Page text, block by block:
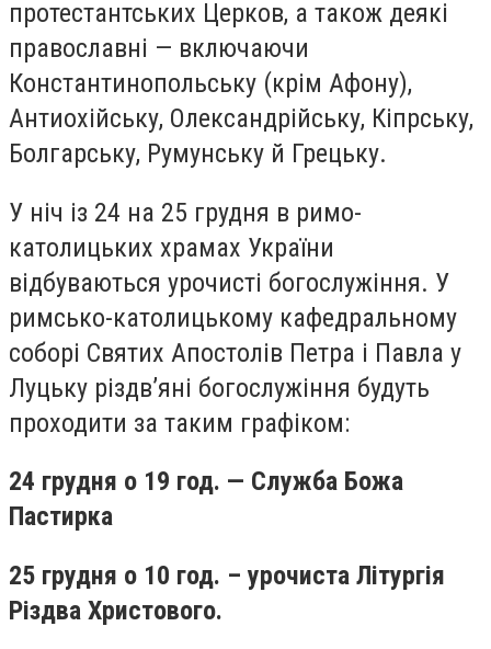
протестантських Церков, а також деякі
православні — включаючи
Константинопольську (крім Афону),
Антиохійську, Олександрійську, Кіпрську,
Болгарську, Румунську й Грецьку.
У ніч із 24 на 25 грудня в римо-
католицьких храмах України
відбуваються урочисті богослужіння. У
римсько-католицькому кафедральному
соборі Святих Апостолів Петра і Павла у
Луцьку різдв’яні богослужіння будуть
проходити за таким графіком:
24 грудня о 19 год. — Служба Божа
Пастирка
25 грудня о 10 год. – урочиста Літургія
Різдва Христового.